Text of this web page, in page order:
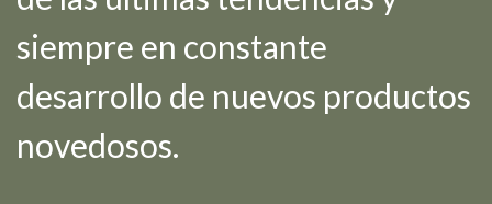
siempre en constante
desarrollo de nuevos productos
novedosos.